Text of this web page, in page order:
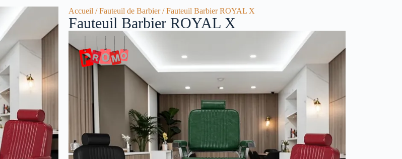
Accueil /Fauteuil de Barbier/ Fauteuil Barbier ROYAL X
Fauteuil Barbier ROYAL X